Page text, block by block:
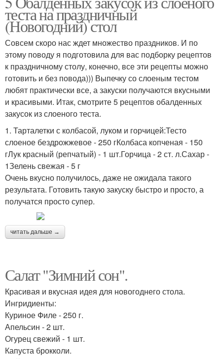
теста на праздничный
(Новогодний) стол
Совсем скоро нас ждет множество праздников. И по
этому поводу я подготовила для вас подборку рецептов
к праздничному столу, конечно, все эти рецепты можно
готовить и без повода))) Выпечку со слоеным тестом
любят практически все, а закуски получаются вкусными
и красивыми. Итак, смотрите 5 рецептов обалденных
закусок из слоеного теста.
1. Тарталетки с колбасой, луком и горчицей:Тесто
слоеное бездрожжевое - 250 гКолбаса копченая - 150
гЛук красный (репчатый) - 1 шт.Горчица - 2 ст. л.Сахар -
1Зелень свежая - 5 г
Очень вкусно получилось, даже не ожидала такого
результата. Готовить такую закуску быстро и просто, а
получатся просто супер.
читать дальше →
Салат "Зимний сон".
Красивая и вкусная идея для новогоднего стола.
Ингридиенты:
Куриное Филе - 250 г.
Апельсин - 2 шт.
Огурец свежий - 1 шт.
Капуста брокколи.